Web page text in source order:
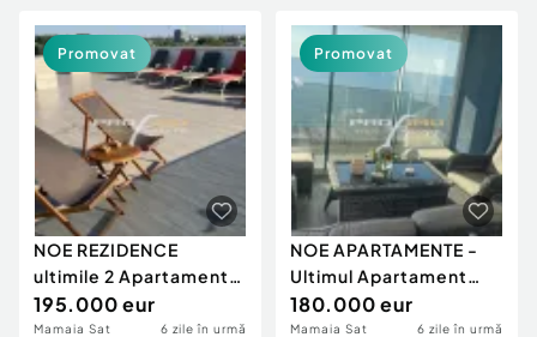
NOE REZIDENCE
ultimile 2 Apartamente
Exclusiviste cu 2 cam.s
195.000 eur
Mamaia Sat 6 zile în urmă
Promovat
NOE APARTAMENTE -
Ultimul Apartament
Exclusivist cu vedere l
180.000 eur
Mamaia Sat 6 zile în urmă
Promovat